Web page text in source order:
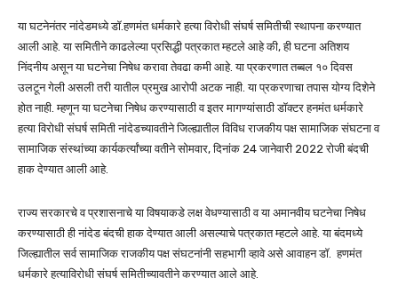
या घटनेनंतर नांदेडमध्ये डॉ.हणमंत धर्मकारे हत्या विरोधी संघर्ष समितीची स्थापना करण्यात
आली आहे. या समितीने काढलेल्या प्रसिद्धी पत्रकात म्हटले आहे की, ही घटना अतिशय
निंदनीय असून या घटनेचा निषेध करावा तेवढा कमी आहे. या प्रकरणात तब्बल १० दिवस
उलटून गेली असली तरी यातील प्रमुख आरोपी अटक नाही. या प्रकरणाचा तपास योग्य दिशेने
होत नाही. म्हणून या घटनेचा निषेध करण्यासाठी व इतर मागण्यांसाठी डॉक्टर हनमंत धर्मकारे
हत्या विरोधी संघर्ष समिती नांदेडच्यावतीने जिल्ह्यातील विविध राजकीय पक्ष सामाजिक संघटना व
सामाजिक संस्थांच्या कार्यकर्त्यांच्या वतीने सोमवार, दिनांक 24 जानेवारी 2022 रोजी बंदची
हाक देण्यात आली आहे.
राज्य सरकारचे व प्रशासनाचे या विषयाकडे लक्ष वेधण्यासाठी व या अमानवीय घटनेचा निषेध
करण्यासाठी ही नांदेड बंदची हाक देण्यात आली असल्याचे पत्रकात म्हटले आहे. या बंदमध्ये
जिल्ह्यातील सर्व सामाजिक राजकीय पक्ष संघटनांनी सहभागी व्हावे असे आवाहन डॉ. हणमंत
धर्मकारे हत्याविरोधी संघर्ष समितीच्यावतीने करण्यात आले आहे.